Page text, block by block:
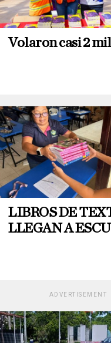
Volaron casi 2
LIBROS DE
LLEGAN A
ADVERTISEMENT